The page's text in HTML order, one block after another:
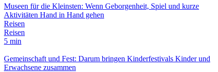
Museen für die Kleinsten: Wenn Geborgenheit, Spiel und kurze
Aktivitäten Hand in Hand gehen
Reisen
Reisen
5 min
Gemeinschaft und Fest: Darum bringen Kinderfestivals Kinder und
Erwachsene zusammen